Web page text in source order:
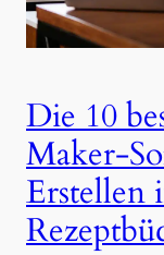
Die 10
Maker-
Erstellen